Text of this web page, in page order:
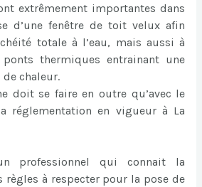
extrêmement importantes dans
d’une fenêtre de toit velux afin
totale à l’eau, mais aussi à
thermiques entrainant une
chaleur.
doit se faire en outre qu’avec le
réglementation en vigueur à La
professionnel qui connait la
règles à respecter pour la pose de